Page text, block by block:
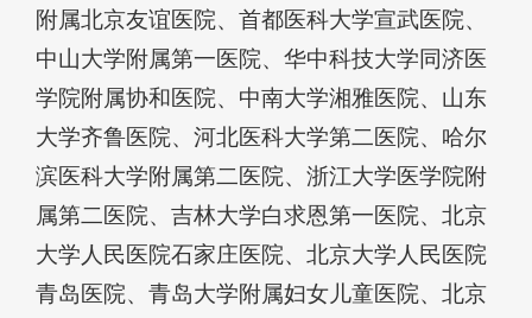
附属北京友谊医院、首都医科大学宣武医院、
中山大学附属第一医院、华中科技大学同济医
学院附属协和医院、中南大学湘雅医院、山东
大学齐鲁医院、河北医科大学第二医院、哈尔
滨医科大学附属第二医院、浙江大学医学院附
属第二医院、吉林大学白求恩第一医院、北京
大学人民医院石家庄医院、北京大学人民医院
青岛医院、青岛大学附属妇女儿童医院、北京